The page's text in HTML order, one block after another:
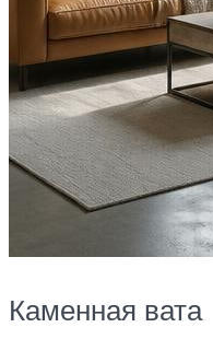
Каменная вата